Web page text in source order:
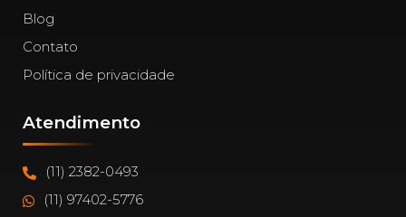
Blog
Contato
Política de privacidade
Atendimento
(11) 2382-0493
(11) 97402-5776